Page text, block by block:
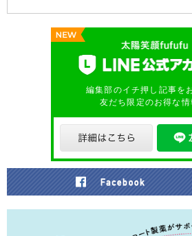
編集部のイチ押し記事を
友だち限定のお得な情